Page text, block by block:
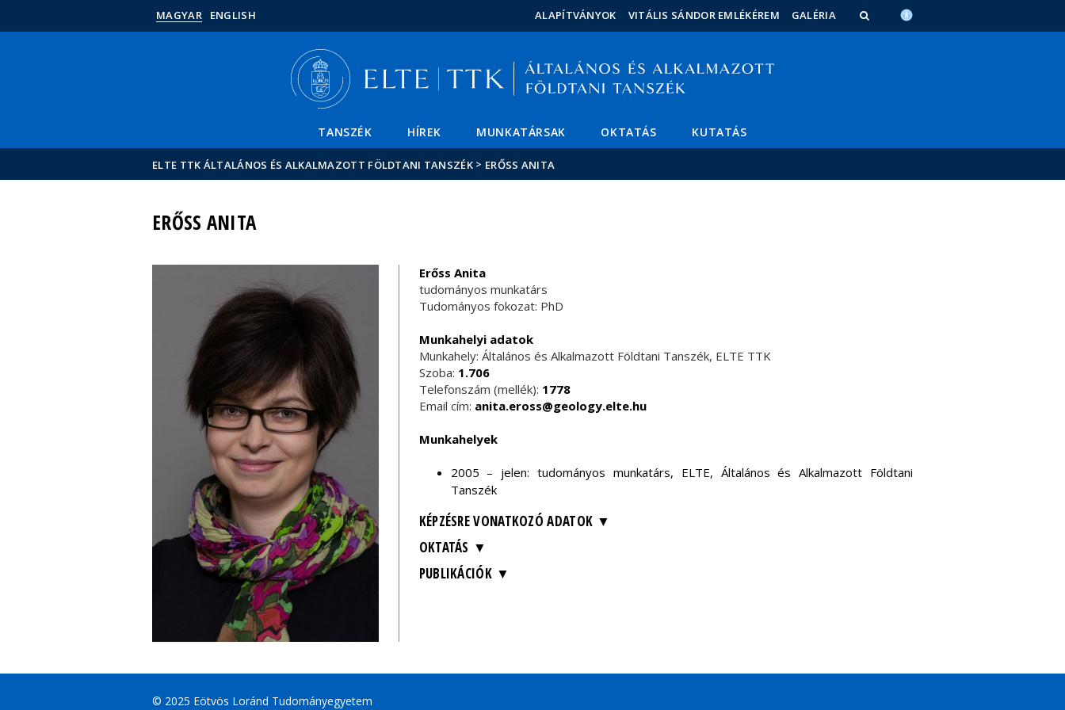
Hírek
Események
ELTE a
MAGYAR ENGLISH ALAPÍTVÁNYOK VITÁLIS SÁNDOR EMLÉKÉREM GALÉRIA
TANSZÉK HÍREK MUNKATÁRSAK OKTATÁS KUTATÁS
ELTE TTK ÁLTALÁNOS ÉS ALKALMAZOTT FÖLDTANI TANSZÉK > ERŐSS ANITA
ERŐSS ANITA
Erőss Anita
tudományos munkatárs
Tudományos fokozat: PhD
Munkahelyi adatok
Munkahely: Általános és Alkalmazott Földtani Tanszék, ELTE TTK
Szoba: 1.706
Telefonszám (mellék): 1778
Email cím: anita.eross@geology.elte.hu
Munkahelyek
2005 – jelen: tudományos munkatárs, ELTE, Általános és Alkalmazott Földtani
Tanszék
KÉPZÉSRE VONATKOZÓ ADATOK
OKTATÁS
PUBLIKÁCIÓK
© 2025 Eötvös Loránd Tudományegyetem